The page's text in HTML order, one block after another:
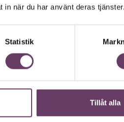
in när du har använt deras tjänster.
Statistik
Tillåt alla